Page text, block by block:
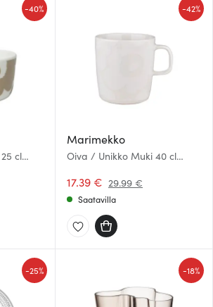
cl
-40%
Marimekko
Oiva / Unikko Muki 40 cl
17.39 € 29.99 €
-42%
Saatavilla
-25% -18%